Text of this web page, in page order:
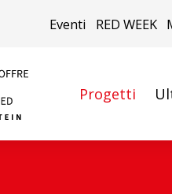
Eventi RED WEEK
Progetti